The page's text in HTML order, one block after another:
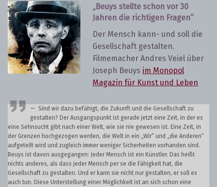
„Beuys stellte schon vor 30
Jahren die richtigen Fragen“
Der Mensch kann- und soll die
Gesellschaft gestalten.
Filmemacher Andres Veiel über
Joseph Beuys im Monopol
Magazin für Kunst und Leben
Sind wir dazu befähigt, die Zukunft und die Gesellschaft zu
gestalten? Der Ausgangspunkt ist gerade jetzt eine Zeit, in der es
eine Sehnsucht gibt nach einer Welt, wie sie nie gewesen ist. Eine Zeit, in
der Grenzen hochgezogen werden, die Welt in ein „Wir“ und „die Anderen“
aufgeteilt wird und zugleich immer weniger Sicherheiten vorhanden sind.
Beuys ist davon ausgegangen: Jeder Mensch ist ein Künstler. Das heißt
nichts anderes, als dass jeder Mensch per se die Fähigkeit hat, die
Gesellschaft zu gestalten. Und er kann sie nicht nur gestalten, er soll es
auch tun. Diese Unterstellung einer Möglichkeit ist an sich schon eine